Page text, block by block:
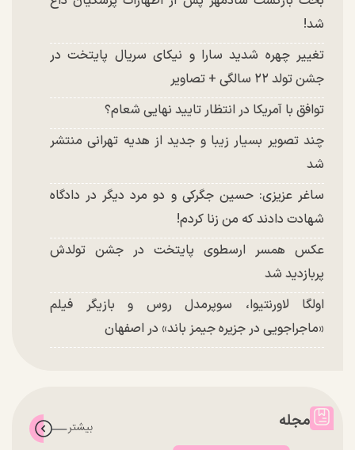
شد!
تغییر چهره شدید سارا و نیکای سریال پایتخت در
جشن تولد ۲۲ سالگی + تصاویر
توافق با آمریکا در انتظار تایید نهایی شعام؟
چند تصویر بسیار زیبا و جدید از هدیه تهرانی منتشر
شد
ساغر عزیزی: حسین جگرکی و دو مرد دیگر در دادگاه
شهادت دادند که من زنا کردم!
عکس همسر ارسطوی پایتخت در جشن تولدش
پربازدید شد
اولگا لاورنتیوا، سوپرمدل روس و بازیگر فیلم
«ماجراجویی در جزیره جیمز باند» در اصفهان
مجله